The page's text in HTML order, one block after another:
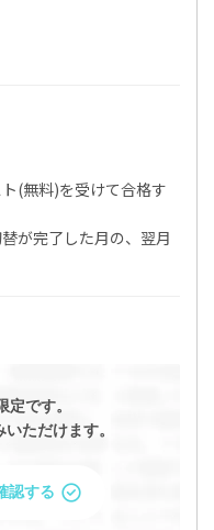
(無料)を受けて合格す
が完了した月の、翌月
定です。
ただけます。
認する